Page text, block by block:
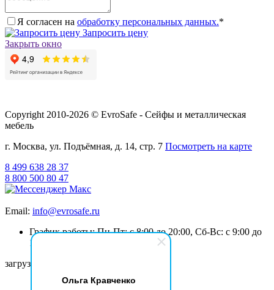
Ольга Кравченко
Я согласен на обработку персональных данных.*
Запросить цену
Закрыть окно
Copyright 2010-2026 © EvroSafe - Сейфы и металлическая
мебель
г. Москва, ул. Подъёмная, д. 14, стр. 7 Посмотреть на карте
8 499 638 28 37
8 800 500 80 47
Email: info@evrosafe.ru
График работы: Пн-Пт: с 8:00 до 20:00, Сб-Вс: с 9:00 до
19:00
загрузка карты...